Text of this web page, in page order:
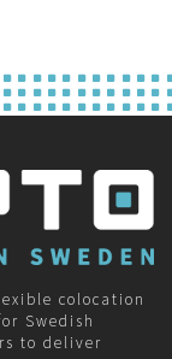
colocation
Swedish
to deliver